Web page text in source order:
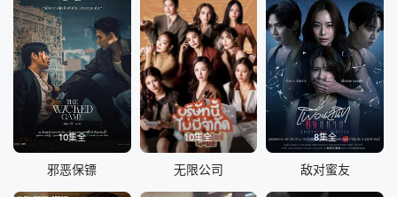
10集全
邪恶保镖
10集全
无限公司
8集全
敌对蜜友